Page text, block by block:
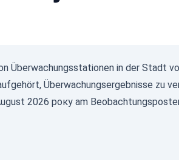
Überwachungsstationen in der Stadt
Überwachungsergebnisse zu
2026 року am
(µSv/h)
с/д 594
0-0.1
278